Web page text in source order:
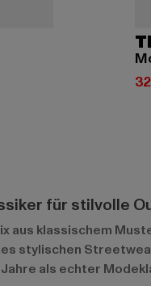
für stilvolle
aus klassischem
stylischen
als echter